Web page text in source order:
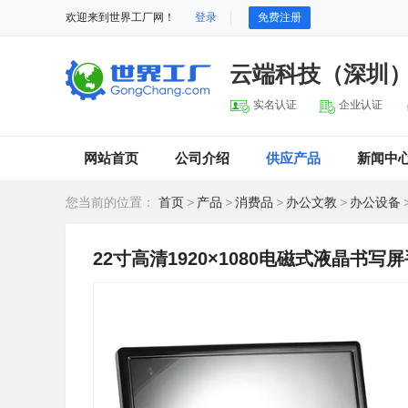
欢迎来到世界工厂网！ 登录 免费注册
云端科技（深圳
实名认证 企业认证
网站首页 公司介绍 供应产品 新闻中
您当前的位置： 首页 > 产品 >消费品 > 办公文教 > 办公设备
22寸高清1920×1080电磁式液晶书写